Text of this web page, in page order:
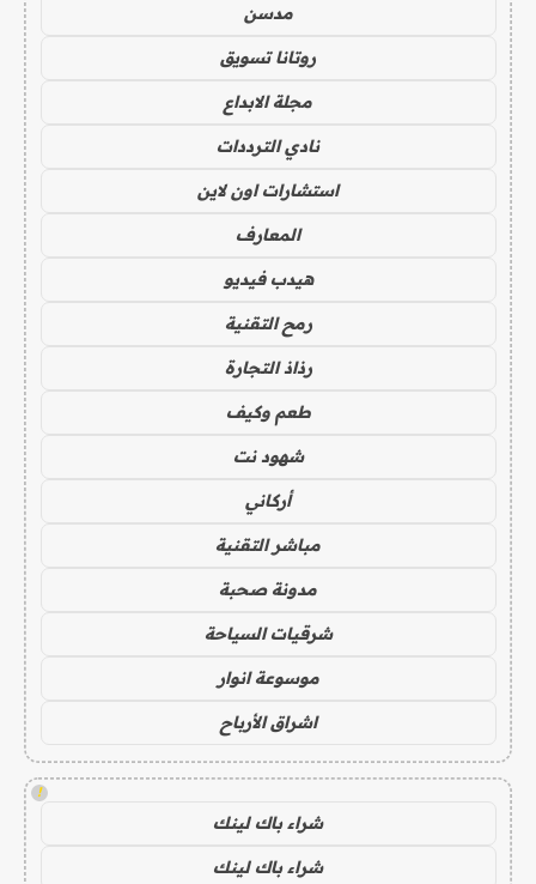
مدسن
روتانا تسويق
مجلة الابداع
نادي الترددات
استشارات اون لاين
المعارف
هيدب فيديو
رمح التقنية
رذاذ التجارة
طعم وكيف
شهود نت
أركاني
مباشر التقنية
مدونة صحبة
شرقيات السياحة
موسوعة انوار
اشراق الأرباح
!
شراء باك لينك
شراء باك لينك